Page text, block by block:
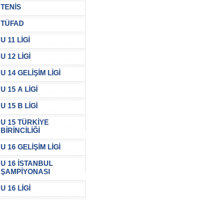
TENİS
TÜFAD
U 11 LİGİ
U 12 LİGİ
U 14 GELİŞİM LİGİ
U 15 A LİGİ
U 15 B LİGİ
U 15 TÜRKİYE
BİRİNCİLİĞİ
U 16 GELİŞİM LİGİ
U 16 İSTANBUL
ŞAMPİYONASI
U 16 LİGİ